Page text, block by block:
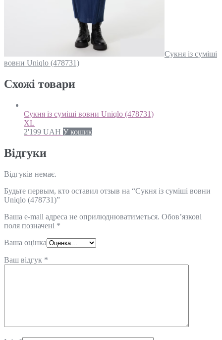
Сукня із суміші
вовни Uniqlo (478731)
Схожi товари
Сукня із суміші вовни Uniqlo (478731)
XL
2'199 UAH У кошик
Відгуки
Відгуків немає.
Будьте первым, кто оставил отзыв на “Сукня із суміші вовни
Uniqlo (478731)”
Ваша e-mail адреса не оприлюднюватиметься. Обов’язкові
поля позначені *
Ваша оцінка
Ваш відгук *